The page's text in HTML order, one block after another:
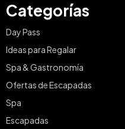
Categorías
Day Pass
Ideas para Regalar
Spa & Gastronomía
Ofertas de Escapadas
Spa
Escapadas